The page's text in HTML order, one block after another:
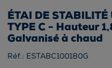
ÉTAI DE STABILITÉ
TYPE C - Hauteur
Galvanisé à chaud
Réf.: ESTABC100180G